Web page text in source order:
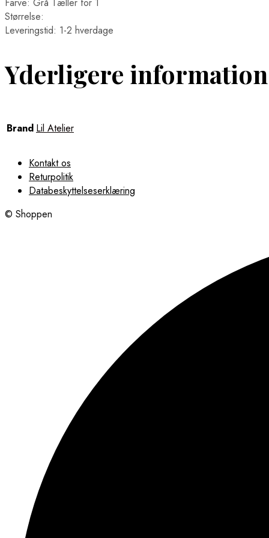
Størrelse:
Leveringstid: 1-2 hverdage
Yderligere information
Brand Lil Atelier
Kontakt os
Returpolitik
Databeskyttelseserklæring
© Shoppen